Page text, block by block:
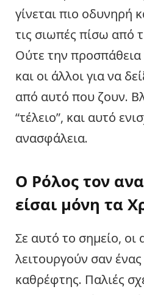
γίνεται πιο οδυνηρή
τις σιωπές πίσω από
Ούτε την
και οι άλλοι για να
από αυτό που ζουν.
“τέλειο”, και αυτό
ανασφάλεια.
Ο Ρόλος τον
είσαι μόνη τα
Σε αυτό το σημείο, οι
λειτουργούν σαν
καθρέφτης. Παλιές